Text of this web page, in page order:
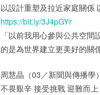
以設計重塑及拉近家庭關係
https://bit.ly/3J4pGYr
「以前我用心參與公共空
的是為世界建立更美好的關
周慧晶（03／新聞與傳播學）
不畏艱辛 接受挑戰 迎難而